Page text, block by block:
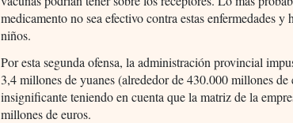
medicamento no sea efectivo contra estas enfermedades
niños.
Por esta segunda ofensa, la administración provincial
3,4 millones de yuanes (alrededor de 430.000 millones de
insignificante teniendo en cuenta que la matriz de la
millones de euros.